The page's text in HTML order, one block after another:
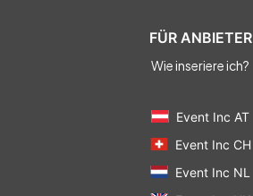
FÜR ANBIETER
Wie inseriere ich?
Event Inc AT
Event Inc CH
Event Inc NL